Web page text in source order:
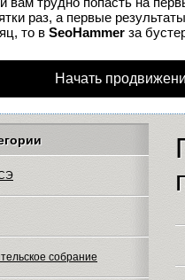
раз, а первые
то в SeoHammer за
Начать
собрание